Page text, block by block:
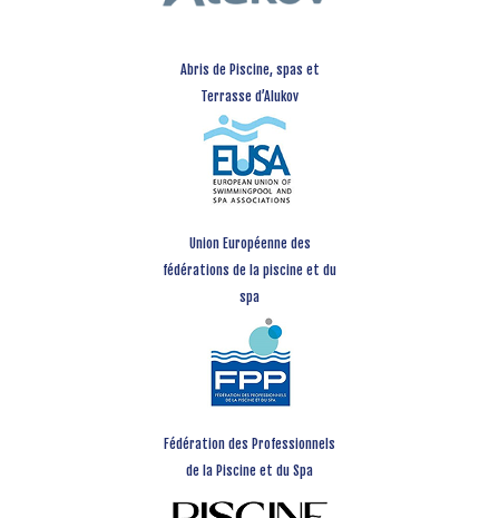
Abris de Piscine, spas et
Terrasse d’Alukov
Union Européenne des
fédérations de la piscine et du
spa
Fédération des Professionnels
de la Piscine et du Spa